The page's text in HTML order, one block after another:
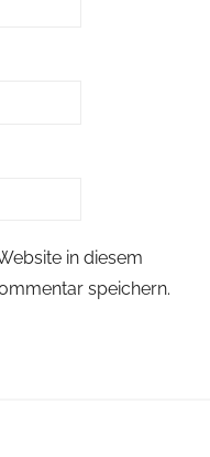
in diesem
speichern.